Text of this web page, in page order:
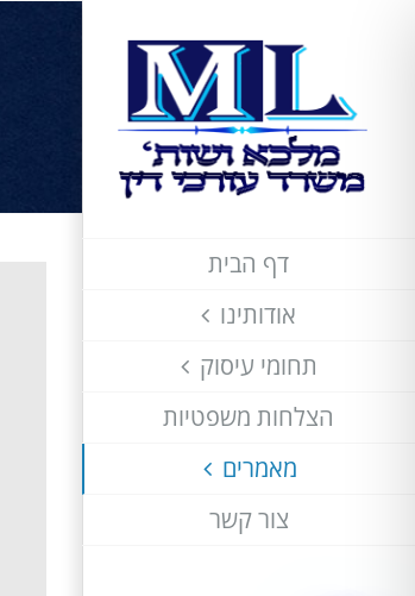
דף הבית
אודותינו
תחומי עיסוק
הצלחות משפטיות
מאמרים
צור קשר